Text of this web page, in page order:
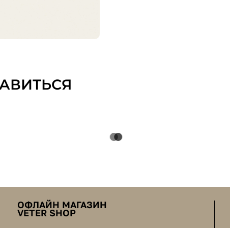
ОФЛАЙН МАГАЗИН
VETER SHOP